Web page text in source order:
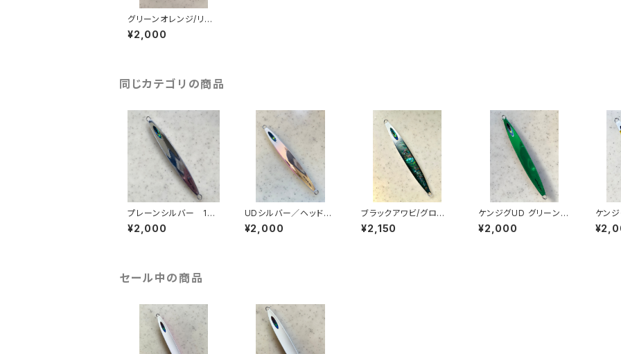
グリーンオレンジ/リア
グロー 150g
¥2,000
同じカテゴリの商品
プレーンシルバー 150
g
¥2,000
UDシルバー／ヘッドグ
ロー 150g
¥2,000
ブラックアワビ/グロー
ヘッド 150g
¥2,150
ケンジグUD グリーン／
マジョーラブルー 150
g
¥2,000
ケン
ール
セール中の商品